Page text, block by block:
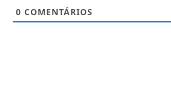
0 COMENTÁRIOS